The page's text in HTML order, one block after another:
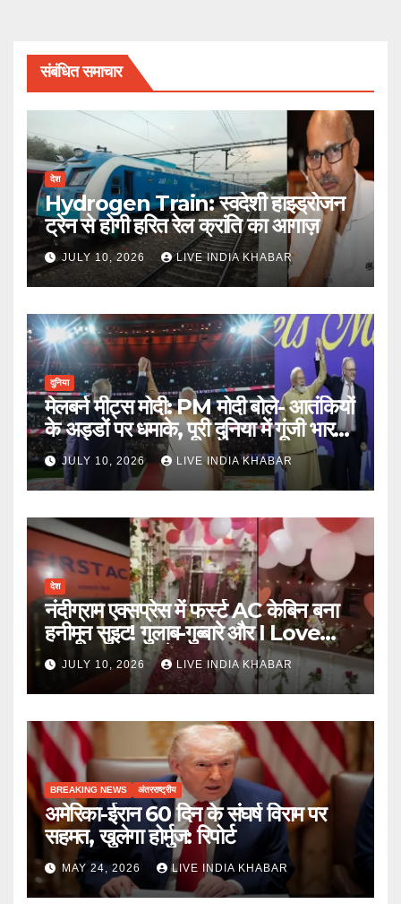
संबंधित समाचार
देश
Hydrogen Train: स्वदेशी हाइड्रोजन
ट्रेन से होगी हरित रेल क्रांति का आगाज़
JULY 10, 2026 LIVE INDIA KHABAR
दुनिया
मेलबर्न मीट्स मोदी: PM मोदी बोले- आतंकियों
के अड्डों पर धमाके, पूरी दुनिया में गूंजी भारत
की ताकत
JULY 10, 2026 LIVE INDIA KHABAR
देश
नंदीग्राम एक्सप्रेस में फर्स्ट AC केबिन बना
हनीमून सुइट! गुलाब-गुब्बारे और I Love
You, TTE सस्पेंड
JULY 10, 2026 LIVE INDIA KHABAR
BREAKING NEWS अंतरराष्ट्रीय
अमेरिका-ईरान 60 दिन के संघर्ष विराम पर
सहमत, खुलेगा होर्मुज: रिपोर्ट
MAY 24, 2026 LIVE INDIA KHABAR